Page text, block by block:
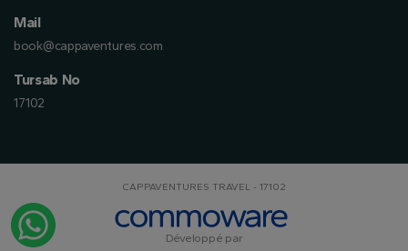
Mail
book@cappaventures.com
Tursab No
17102
CAPPAVENTURES TRAVEL - 17102
Développé par